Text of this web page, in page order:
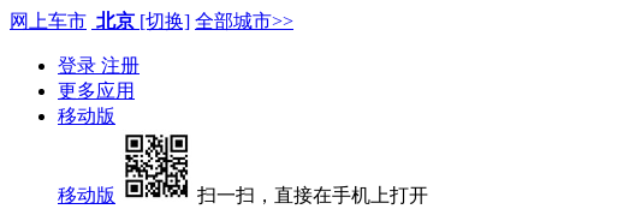
网上车市 北京 [切换] 全部城市>>
登录 注册
更多应用
移动版
移动版
扫一扫，直接在手机上打开